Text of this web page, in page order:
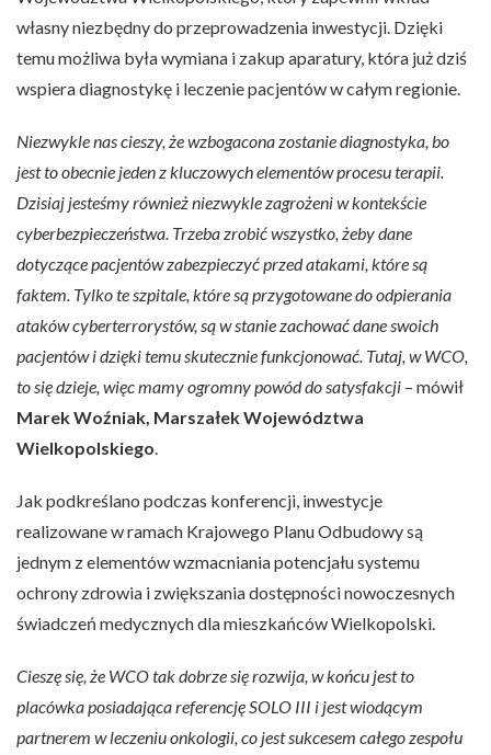
własny niezbędny do przeprowadzenia inwestycji. Dzięki
temu możliwa była wymiana i zakup aparatury, która już dziś
wspiera diagnostykę i leczenie pacjentów w całym regionie.
Niezwykle nas cieszy, że wzbogacona zostanie diagnostyka, bo
jest to obecnie jeden z kluczowych elementów procesu terapii.
Dzisiaj jesteśmy również niezwykle zagrożeni w kontekście
cyberbezpieczeństwa. Trzeba zrobić wszystko, żeby dane
dotyczące pacjentów zabezpieczyć przed atakami, które są
faktem. Tylko te szpitale, które są przygotowane do odpierania
ataków cyberterrorystów, są w stanie zachować dane swoich
pacjentów i dzięki temu skutecznie funkcjonować. Tutaj, w WCO,
to się dzieje, więc mamy ogromny powód do satysfakcji – mówił
Marek Woźniak, Marszałek Województwa
Wielkopolskiego.
Jak podkreślano podczas konferencji, inwestycje
realizowane w ramach Krajowego Planu Odbudowy są
jednym z elementów wzmacniania potencjału systemu
ochrony zdrowia i zwiększania dostępności nowoczesnych
świadczeń medycznych dla mieszkańców Wielkopolski.
Cieszę się, że WCO tak dobrze się rozwija, w końcu jest to
placówka posiadająca referencję SOLO III i jest wiodącym
partnerem w leczeniu onkologii, co jest sukcesem całego zespołu